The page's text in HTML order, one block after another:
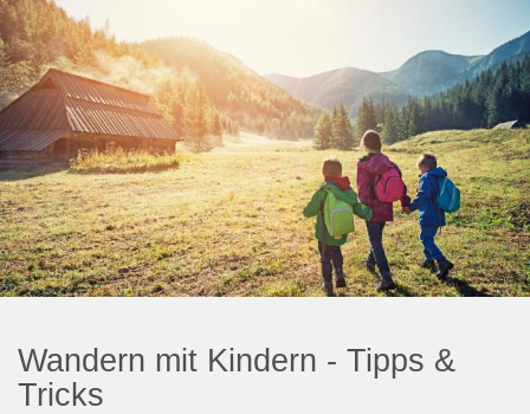
Wandern mit Kindern - Tipps &
Tricks